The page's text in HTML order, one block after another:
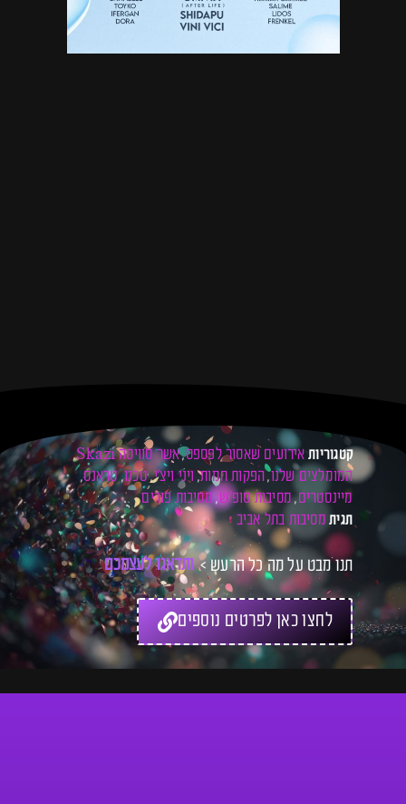
קטגוריות אירועים שאסור לפספס,אשר סוויסה Skazi ,
המומלצים שלנו,הפקות חמות, ויני ויצ׳י,טכנו,טראנס,
מיינסטרים,מסיבות סופ"ש, מסיבות פורים
תגית מסיבות בתל אביב
תנו מבט על מה כל הרעש > ותדאגו לעצמכם לכר
לחצו כאן לפרטים נוספים